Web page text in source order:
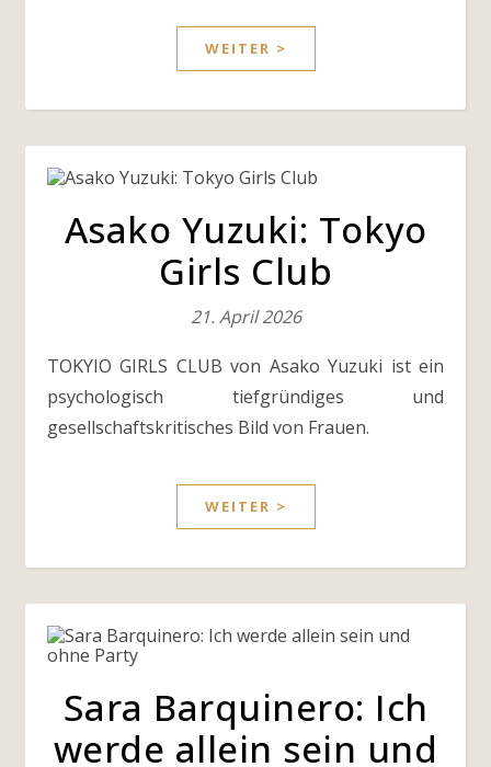
WEITER >
Asako Yuzuki: Tokyo
Girls Club
21. April 2026
TOKYIO GIRLS CLUB von Asako Yuzuki ist ein
psychologisch tiefgründiges und
gesellschaftskritisches Bild von Frauen.
WEITER >
Sara Barquinero: Ich
werde allein sein und